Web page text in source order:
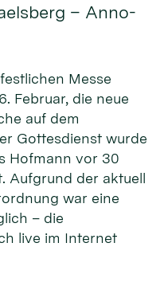
– Anno-
Messe
Februar, die neue
auf dem
Gottesdienst wurde
Hofmann vor 30
Aufgrund der aktuell
war eine
– die
live im Internet